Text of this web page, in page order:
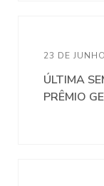
23 DE
ÚLTIMA
PRÊMIO